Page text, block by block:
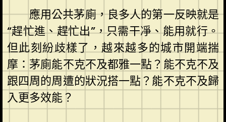
應用公共茅廁，良多人的第一反映就是
“趕忙進、趕忙出”，只需干凈、能用就行。
但此刻紛歧樣了，越來越多的城市開端揣
摩：茅廁能不克不及都雅一點？能不克不及
跟四周的周遭的狀況搭一點？能不克不及歸
入更多效能？